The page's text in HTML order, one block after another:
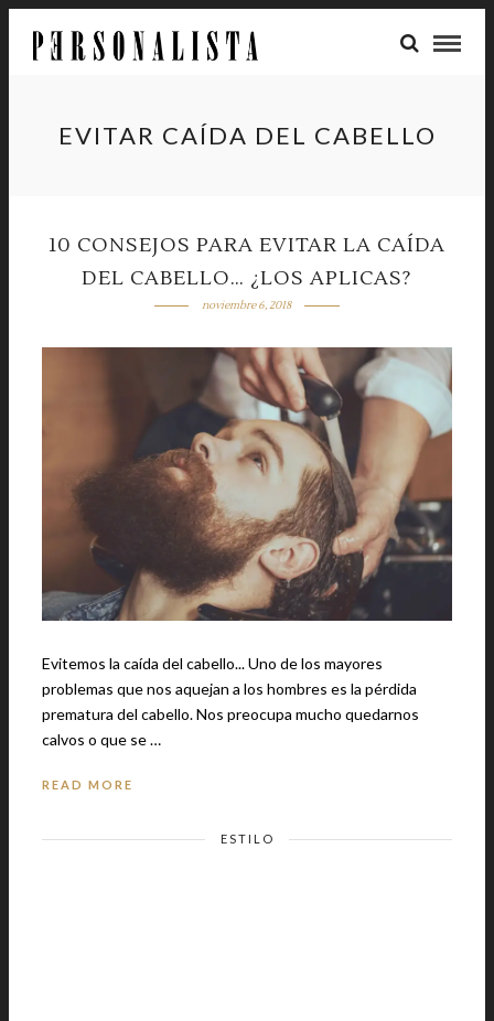
EVITAR CAÍDA DEL CABELLO
10 CONSEJOS PARA EVITAR LA CAÍDA
DEL CABELLO… ¿LOS APLICAS?
noviembre 6, 2018
Evitemos la caída del cabello... Uno de los mayores
problemas que nos aquejan a los hombres es la pérdida
prematura del cabello. Nos preocupa mucho quedarnos
calvos o que se …
READ MORE
ESTILO